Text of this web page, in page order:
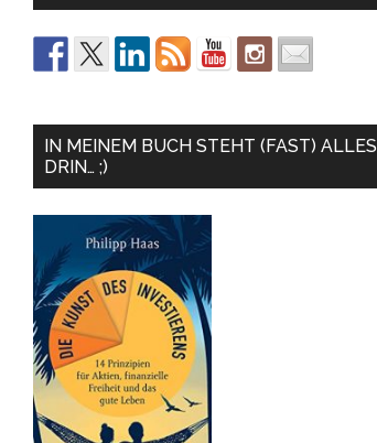
IN MEINEM BUCH STEHT (FAST) ALLES
DRIN… ;)